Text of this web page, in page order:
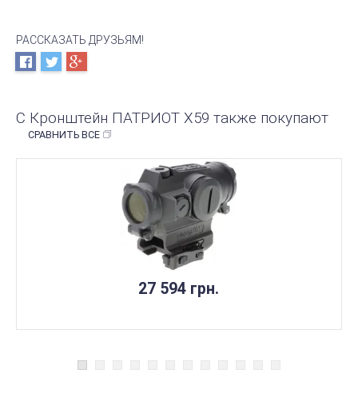
РАССКАЗАТЬ ДРУЗЬЯМ!
С Кронштейн ПАТРИОТ Х59 также покупают
СРАВНИТЬ ВСЕ
27 594 грн.